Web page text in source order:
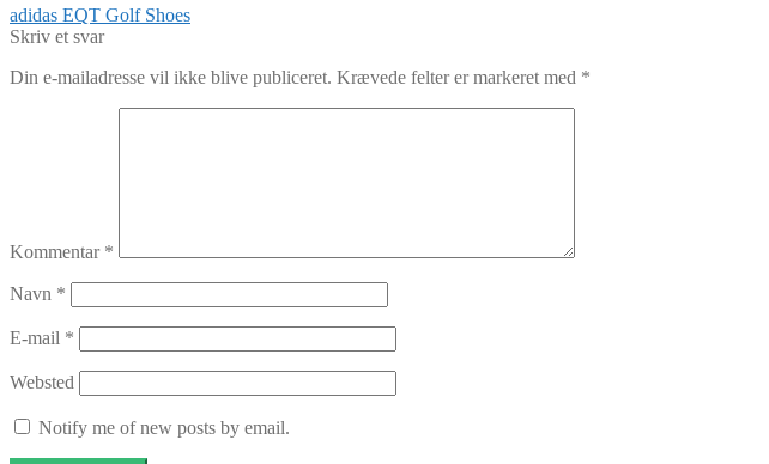
Indlægsnavigation
Forrige
indlæg:
adidas EQT Golf Shoes
Skriv et svar
Din e-mailadresse vil ikke blive publiceret. Krævede felter er markeret med *
Kommentar *
Navn *
E-mail *
Websted
Notify me of new posts by email.